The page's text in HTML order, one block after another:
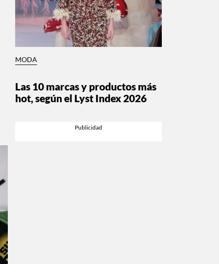
MODA
Las 10 marcas y productos más
hot, según el Lyst Index 2026